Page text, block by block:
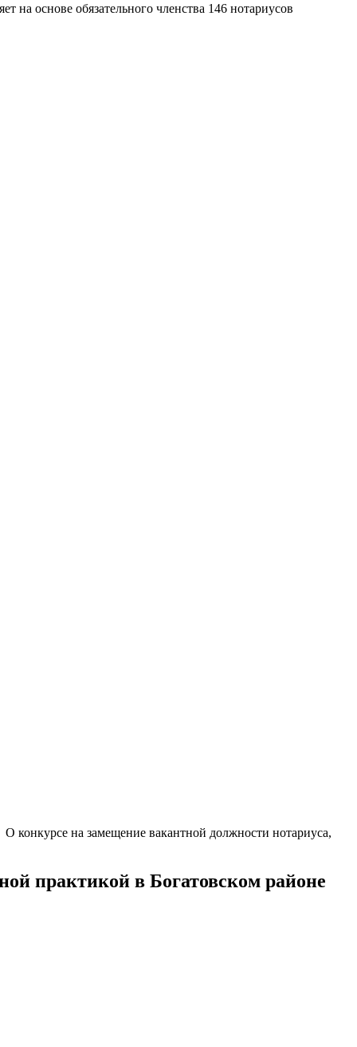
на основе обязательного членства 146 нотариусов
О конкурсе на замещение вакантной должности нотариуса,
практикой в Богатовском районе